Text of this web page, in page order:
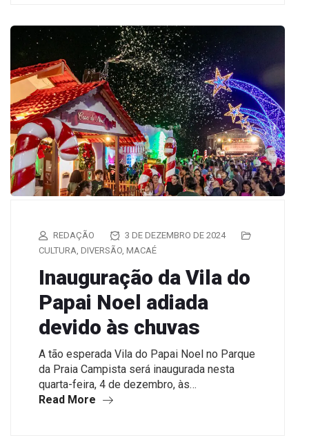
REDAÇÃO
3 DE DEZEMBRO DE 2024
CULTURA, DIVERSÃO, MACAÉ
Inauguração da Vila do
Papai Noel adiada
devido às chuvas
A tão esperada Vila do Papai Noel no Parque
da Praia Campista será inaugurada nesta
quarta-feira, 4 de dezembro, às…
Read More